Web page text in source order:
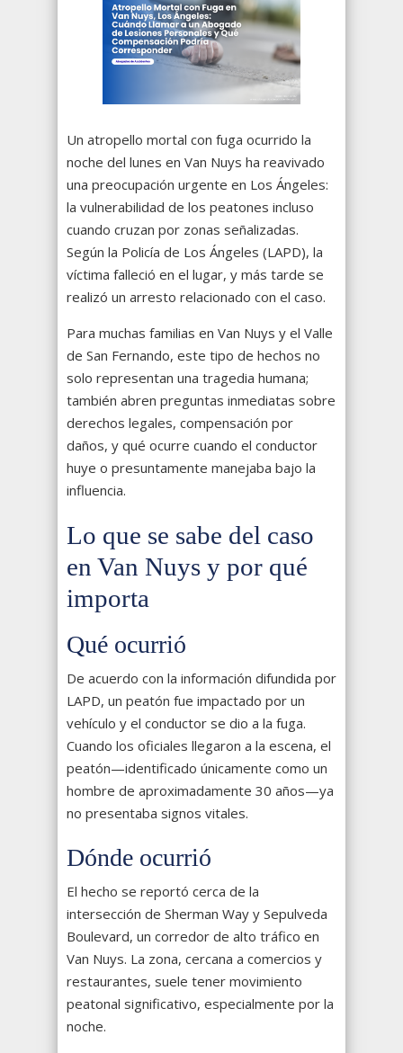
Un atropello mortal con fuga ocurrido la
noche del lunes en Van Nuys ha reavivado
una preocupación urgente en Los Ángeles:
la vulnerabilidad de los peatones incluso
cuando cruzan por zonas señalizadas.
Según la Policía de Los Ángeles (LAPD), la
víctima falleció en el lugar, y más tarde se
realizó un arresto relacionado con el caso.
Para muchas familias en Van Nuys y el Valle
de San Fernando, este tipo de hechos no
solo representan una tragedia humana;
también abren preguntas inmediatas sobre
derechos legales, compensación por
daños, y qué ocurre cuando el conductor
huye o presuntamente manejaba bajo la
influencia.
Lo que se sabe del caso
en Van Nuys y por qué
importa
Qué ocurrió
De acuerdo con la información difundida por
LAPD, un peatón fue impactado por un
vehículo y el conductor se dio a la fuga.
Cuando los oficiales llegaron a la escena, el
peatón—identificado únicamente como un
hombre de aproximadamente 30 años—ya
no presentaba signos vitales.
Dónde ocurrió
El hecho se reportó cerca de la
intersección de Sherman Way y Sepulveda
Boulevard, un corredor de alto tráfico en
Van Nuys. La zona, cercana a comercios y
restaurantes, suele tener movimiento
peatonal significativo, especialmente por la
noche.